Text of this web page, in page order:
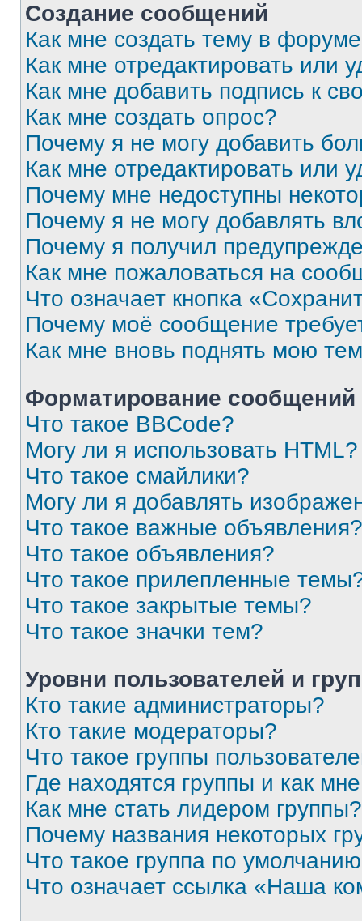
Создание сообщений
Как мне создать тему в
Как мне отредактировать или
Как мне добавить подпись к
Как мне создать опрос?
Почему я не могу добавить
Как мне отредактировать или
Почему мне недоступны
Почему я не могу добавлять
Почему я получил
Как мне пожаловаться на
Что означает кнопка
Почему моё сообщение
Как мне вновь поднять мою
Форматирование
Что такое BBCode?
Могу ли я использовать HTML?
Что такое смайлики?
Могу ли я добавлять
Что такое важные объявления?
Что такое объявления?
Что такое прилепленные
Что такое закрытые темы?
Что такое значки тем?
Уровни пользователей и
Кто такие администраторы?
Кто такие модераторы?
Что такое группы
Где находятся группы и как
Как мне стать лидером группы?
Почему названия некоторых
Что такое группа по
Что означает ссылка «Наша